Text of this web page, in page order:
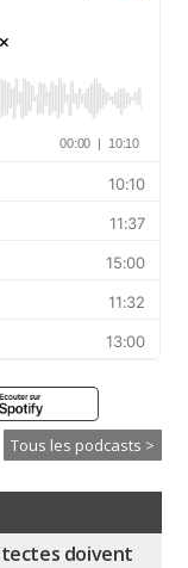
Tous les podcasts >
doivent